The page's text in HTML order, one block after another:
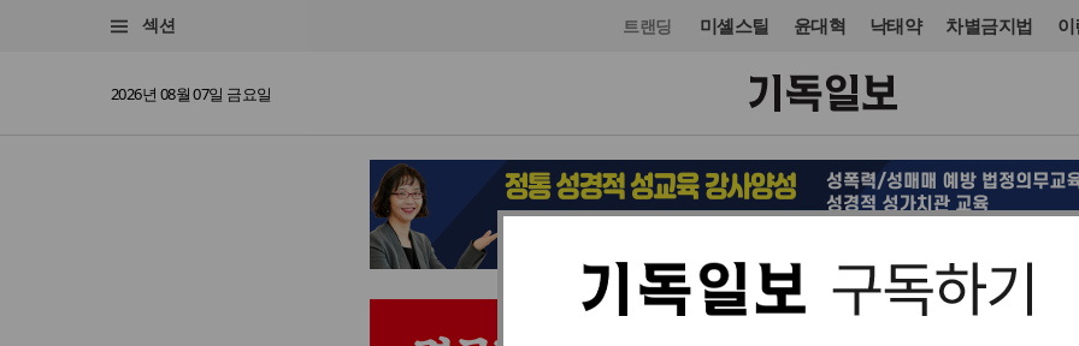
섹션 트랜딩 미셸스틸 윤대혁 낙태약 차별금지법
2026년 08월 07일 금요일